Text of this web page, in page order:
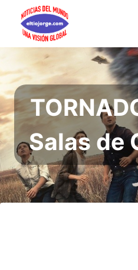
Saltar
contenido
Salas de